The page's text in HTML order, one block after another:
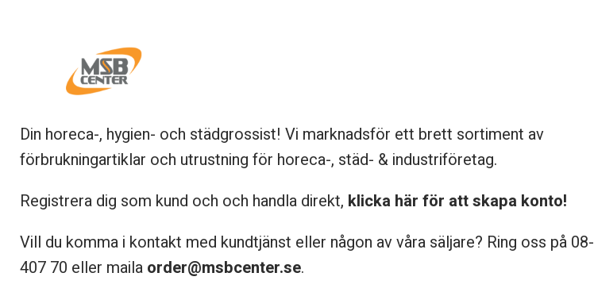
Din horeca-, hygien- och städgrossist! Vi marknadsför ett brett sortiment av
förbrukningartiklar och utrustning för horeca-, städ- & industriföretag.
Registrera dig som kund och och handla direkt, klicka här för att skapa konto!
Vill du komma i kontakt med kundtjänst eller någon av våra säljare? Ring oss på 08-
407 70 eller maila order@msbcenter.se.